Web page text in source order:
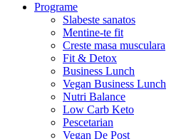
Programe
Slabeste sanatos
Mentine-te fit
Creste masa musculara
Fit & Detox
Business Lunch
Vegan Business Lunch
Nutri Balance
Low Carb Keto
Pescetarian
Vegan De Post